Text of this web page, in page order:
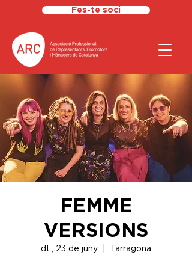
Fes-te soci
FEMME
VERSIONS
dt., 23 de juny Tarragona